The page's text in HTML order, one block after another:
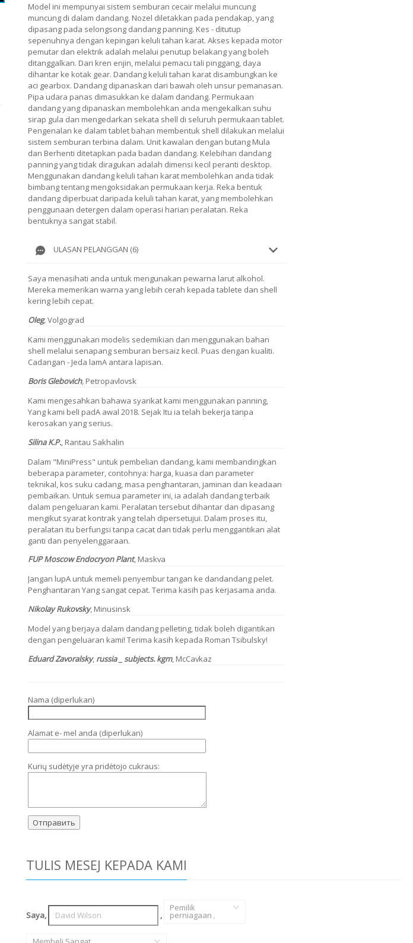
Model ini mempunyai sistem semburan cecair melalui muncung
muncung di dalam dandang. Nozel diletakkan pada pendakap, yang
dipasang pada selongsong dandang panning. Kes - ditutup
sepenuhnya dengan kepingan keluli tahan karat. Akses kepada motor
pemutar dan elektrik adalah melalui penutup belakang yang boleh
ditanggalkan. Dari kren enjin, melalui pemacu tali pinggang, daya
dihantar ke kotak gear. Dandang keluli tahan karat disambungkan ke
aci gearbox. Dandang dipanaskan dari bawah oleh unsur pemanasan.
Pipa udara panas dimasukkan ke dalam dandang. Permukaan
dandang yang dipanaskan membolehkan anda mengekalkan suhu
sirap gula dan mengedarkan sekata shell di seluruh permukaan tablet.
Pengenalan ke dalam tablet bahan membentuk shell dilakukan melalui
sistem semburan terbina dalam. Unit kawalan dengan butang Mula
dan Berhenti ditetapkan pada badan dandang. Kelebihan dandang
panning yang tidak diragukan adalah dimensi kecil peranti desktop.
Menggunakan dandang keluli tahan karat membolehkan anda tidak
bimbang tentang mengoksidakan permukaan kerja. Reka bentuk
dandang diperbuat daripada keluli tahan karat, yang membolehkan
penggunaan detergen dalam operasi harian peralatan. Reka
bentuknya sangat stabil.
ULASAN PELANGGAN (6)
Saya menasihati anda untuk mengunakan pewarna larut alkohol.
Mereka memerikan warna yang lebih cerah kepada tablete dan shell
kering lebih cepat.
Oleg,Volgograd
Kami menggunakan modelis sedemikian dan menggunakan bahan
shell melalui senapang semburan bersaiz kecil. Puas dengan kualiti.
Cadangan - Jeda lamA antara lapisan.
Boris Glebovich, Petropavlovsk
Kami mengesahkan bahawa syarikat kami menggunakan panning,
Yang kami belI padA awal 2018. Sejak Itu ia telah bekerja tanpa
kerosakan yang serius.
SilinaK.P. Rantau Sakhalin
Dalam "MiniPress" untuk pembelian dandang, kami membandingkan
beberapa parameter, contohnya: harga, kuasa dan parameter
teknikal, kos suku cadang, masa penghantaran, jaminan dan keadaan
pembaikan. Untuk semua parameter ini, ia adalah dandang terbaik
dalam pengeluaran kami. Peralatan tersebut dihantar dan dipasang
mengikut syarat kontrak yang telah dipersetujui. Dalam proses itu,
peralatan itu berfungsi tanpa cacat dan tidak perlu menggantikan alat
ganti dan penyelenggaraan.
FUP Moscow Endocryon Plant, Maskva
Jangan lupA untuk memeli penyembur tangan ke dandandang pelet.
Penghantaran Yang sangat cepat. Terima kasih pas kerjasama anda.
Nikolay Rukovsky, Minusinsk
Model yang berjaya dalam dandang pelleting, tidak boleh digantikan
dengan pengeluaran kami! Terima kasih kepada Roman Tsibulsky!
Eduard Zavoralsky, russia _ subjects. kgm, McCavkaz
Nama (diperlukan)
Alamat e- mel anda (diperlukan)
Kurių sudėtyje yra pridėtojo cukraus:
TULIS MESEJ KEPADA KAMI
Saya, ,
Pemilik
perniagaan,